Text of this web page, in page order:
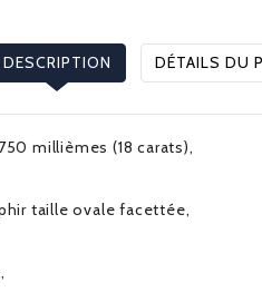
DESCRIPTION DÉTAILS DU
millièmes (18 carats),
taille ovale facettée,